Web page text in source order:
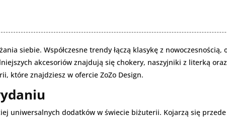
siebie. Współczesne trendy łączą klasykę z nowoczesnością,
akcesoriów znajdują się chokery, naszyjniki z literką oraz
które znajdziesz w ofercie ZoZo Design.
uniwersalnych dodatków w świecie biżuterii. Kojarzą się